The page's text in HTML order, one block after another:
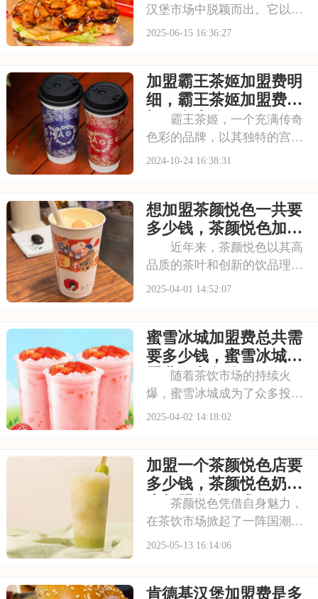
汉堡市场中脱颖而出。它以中
式食材搭配西式汉堡的形式，
塔斯汀的店铺设计也充满国潮
风格，从古色古香的装饰到中
式元素的运用，让消
2025-06-15 16:36:27
加盟霸王茶姬加盟费明
细，霸王茶姬加盟费大
概要多少钱
霸王茶姬，一个充满传奇
色彩的品牌，以其独特的宫廷
风和美味饮品赢得了消费者的
内容。精心策划之下，本文为
您带来了加盟霸王茶姬加盟费
明细，霸王茶姬加盟
2024-10-24 16:38:31
想加盟茶颜悦色一共要
多少钱，茶颜悦色加盟
条件是哪些2025
近年来，茶颜悦色以其高
品质的茶叶和创新的饮品理
念，在茶饮行业迅速崛起，成
么掌握其加盟费及加盟条件至
关重要。以下内容将为您详细
介绍茶颜悦色的加盟详
2025-04-01 14:52:07
蜜雪冰城加盟费总共需
要多少钱，蜜雪冰城加
盟费用和条件2025
随着茶饮市场的持续火
爆，蜜雪冰城成为了众多投资
者关注的焦点。想要加入蜜雪
我们就来揭秘蜜雪冰城的加盟
费用及加盟要求，帮助您更好
地规划创业计划。请看
2025-04-02 14:18:02
加盟一个茶颜悦色店要
多少钱，茶颜悦色奶茶
店加盟条件要求2025
茶颜悦色凭借自身魅力，
在茶饮市场掀起了一阵国潮
风。它不仅产品种类丰富，每
需求，还注重消费者的体验，
2025-05-13 16:14:06
肯德基汉堡加盟费是多